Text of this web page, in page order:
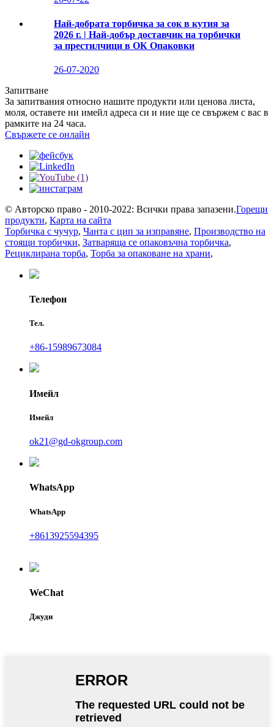
Най-добрата торбичка за сок в кутия за
2026 г. | Най-добър доставчик на торбички
за престилчици в ОК Опаковки
26-07-2020
Запитване
За запитвания относно нашите продукти или ценова листа,
моля, оставете ни имейл адреса си и ние ще се свържем с вас в
рамките на 24 часа.
Свържете се онлайн
© Авторско право - 2010-2022: Всички права запазени.Горещи
продукти, Карта на сайта
Торбичка с чучур, Чанта с цип за изправяне, Производство на
стоящи торбички, Затваряща се опаковъчна торбичка,
Рециклирана торба, Торба за опаковане на храни,
Телефон
Тел.
+86-15989673084
Имейл
Имейл
ok21@gd-okgroup.com
WhatsApp
WhatsApp
+8613925594395
WeChat
Джуди